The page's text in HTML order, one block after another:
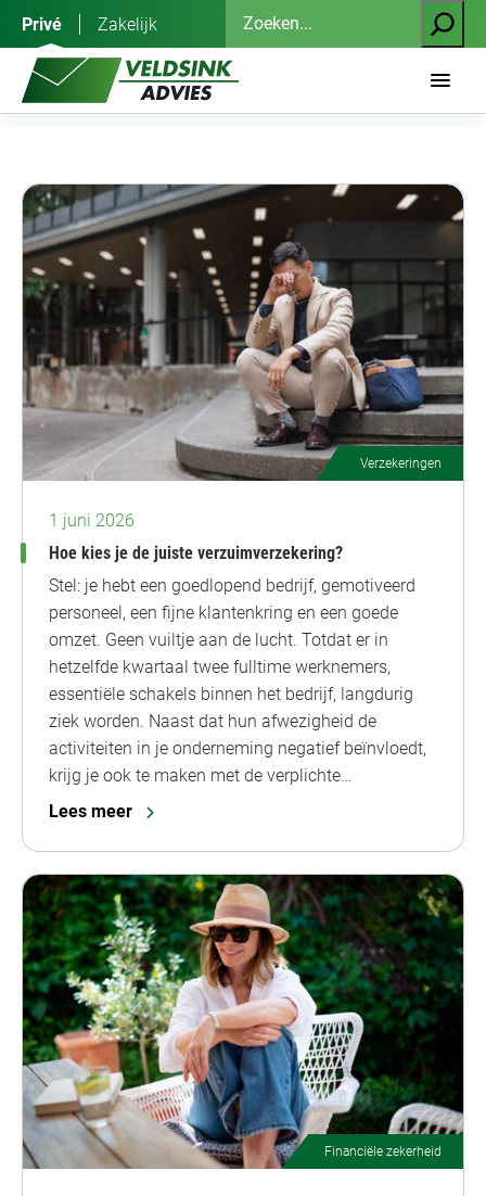
inhoud
Privé Zakelijk
Zoeken
Verzekeringen
1 juni 2026
Hoe kies je de juiste verzuimverzekering?
Stel: je hebt een goedlopend bedrijf, gemotiveerd
personeel, een fijne klantenkring en een goede
omzet. Geen vuiltje aan de lucht. Totdat er in
hetzelfde kwartaal twee fulltime werknemers,
essentiële schakels binnen het bedrijf, langdurig
ziek worden. Naast dat hun afwezigheid de
activiteiten in je onderneming negatief beïnvloedt,
krijg je ook te maken met de verplichte…
Lees meer
Financiële zekerheid